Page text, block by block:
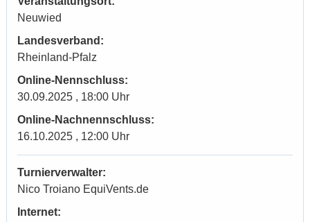
Neuwied
Landesverband:
Rheinland-Pfalz
Online-Nennschluss:
30.09.2025 , 18:00 Uhr
Online-Nachnennschluss:
16.10.2025 , 12:00 Uhr
Turnierverwalter:
Nico Troiano EquiVents.de
Internet: